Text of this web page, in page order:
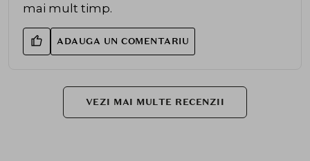
mai mult timp.
ADAUGA UN COMENTARIU
VEZI MAI MULTE RECENZII